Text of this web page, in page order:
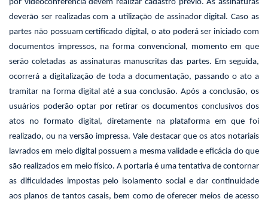
por videoconferência devem realizar cadastro prévio. As assinaturas
deverão ser realizadas com a utilização de assinador digital. Caso as
partes não possuam certificado digital, o ato poderá ser iniciado com
documentos impressos, na forma convencional, momento em que
serão coletadas as assinaturas manuscritas das partes. Em seguida,
ocorrerá a digitalização de toda a documentação, passando o ato a
tramitar na forma digital até a sua conclusão. Após a conclusão, os
usuários poderão optar por retirar os documentos conclusivos dos
atos no formato digital, diretamente na plataforma em que foi
realizado, ou na versão impressa. Vale destacar que os atos notariais
lavrados em meio digital possuem a mesma validade e eficácia do que
são realizados em meio físico. A portaria é uma tentativa de contornar
as dificuldades impostas pelo isolamento social e dar continuidade
aos planos de tantos casais, bem como de oferecer meios de acesso